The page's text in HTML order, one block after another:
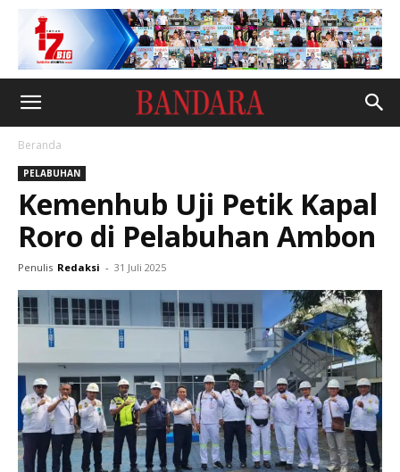
Beranda
PELABUHAN
Kemenhub Uji Petik Kapal
Roro di Pelabuhan Ambon
Penulis Redaksi - 31 Juli 2025